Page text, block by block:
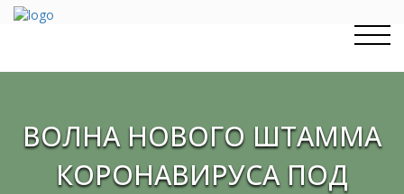
ВОЛНА НОВОГО ШТАММА
КОРОНАВИРУСА ПОД